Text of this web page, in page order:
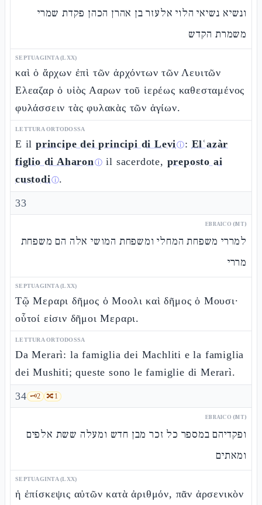
ונשיא נשיאי הלוי אלעזר בן אהרן הכהן פקדת שמרי
משמרת הקדש
SEPTUAGINTA (LXX)
καὶ ὁ ἄρχων ἐπὶ τῶν ἀρχόντων τῶν Λευιτῶν
Ελεαζαρ ὁ υἱὸς Ααρων τοῦ ἱερέως καθεσταμένος
φυλάσσειν τὰς φυλακὰς τῶν ἁγίων.
LETTURA ORTODOSSA
E il principe dei principi di Leviⓘ: Elʿazàr
figlio di Aharonⓘ il sacerdote, preposto ai
custodiⓘ.
33
EBRAICO (MT)
למררי משפחת המחלי ומשפחת המושי אלה הם משפחת
מררי
SEPTUAGINTA (LXX)
Τῷ Μεραρι δῆμος ὁ Μοολι καὶ δῆμος ὁ Μουσι·
οὗτοί εἰσιν δῆμοι Μεραρι.
LETTURA ORTODOSSA
Da Merarì: la famiglia dei Machliti e la famiglia
dei Mushiti; queste sono le famiglie di Merarì.
34 🗝️2 🔀1
EBRAICO (MT)
ופקדיהם במספר כל זכר מבן חדש ומעלה ששת אלפים
ומאתים
SEPTUAGINTA (LXX)
ἡ ἐπίσκεψις αὐτῶν κατὰ ἀριθμόν, πᾶν ἀρσενικὸν